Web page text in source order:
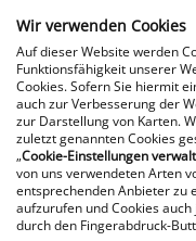
Wir verwenden Cookies
Auf dieser Website werden
Funktionsfähigkeit unserer
Cookies. Sofern Sie hiermit
auch zur Verbesserung der
zur Darstellung von Karten.
zuletzt genannten Cookies
„Cookie-Einstellungen
von uns verwendeten Arten
entsprechenden Anbieter zu
aufzurufen und Cookies
durch den Fingerabdruck-